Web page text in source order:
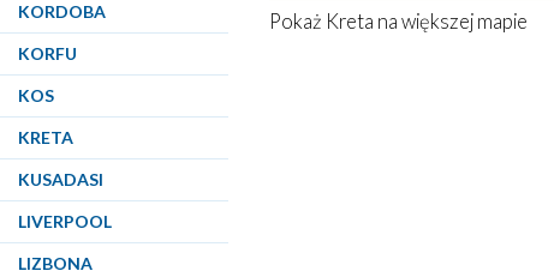
KORDOBA
KORFU
KOS
KRETA
KUSADASI
LIVERPOOL
LIZBONA
Pokaż Kreta na większej mapie